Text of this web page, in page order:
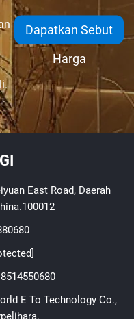
Dapatkan Sebut
Harga
East Road, Daerah
E To Technology Co.,